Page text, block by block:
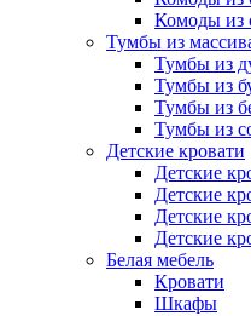
Комоды из
Тумбы из
Тумбы из
Тумбы из
Тумбы из
Тумбы из
Детские кровати
Детские
Детские
Детские
Детские
Белая мебель
Кровати
Шкафы